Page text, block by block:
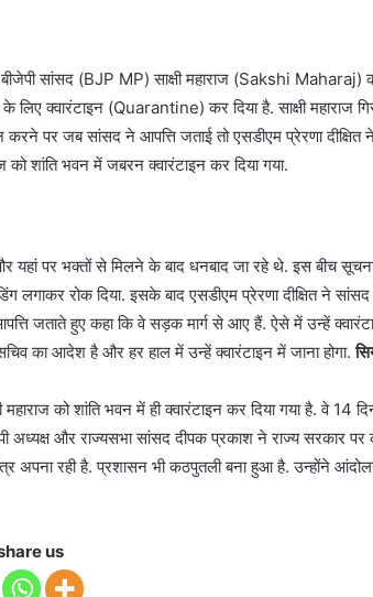
सांसद (BJP MP) साक्षी महाराज (Sakshi Maharaj)
क्वारंटाइन (Quarantine) कर दिया है. साक्षी महाराज
पर जब सांसद ने आपत्ति जताई तो एसडीएम प्रेरणा दीक्षित
शांति भवन में जबरन क्वारंटाइन कर दिया गया.
पर भक्तों से मिलने के बाद धनबाद जा रहे थे. इस बीच
रोक दिया. इसके बाद एसडीएम प्रेरणा दीक्षित ने
जताते हुए कहा कि वे सड़क मार्ग से आए हैं. ऐसे में उन्हें
का आदेश है और हर हाल में उन्हें क्वारंटाइन में जाना होगा.
को शांति भवन में ही क्वारंटाइन कर दिया गया है. वे 14
अध्यक्ष और राज्यसभा सांसद दीपक प्रकाश ने राज्य सरकार पर
अपना रही है. प्रशासन भी कठपुतली बना हुआ है. उन्होंने
us